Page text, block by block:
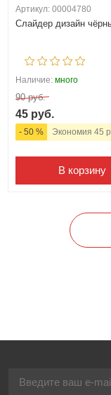
Артикул: 00004780
Слайдер дизайн
Наличие: много
90 руб.
45 руб.
- 50 % Экономия 45
В корзину